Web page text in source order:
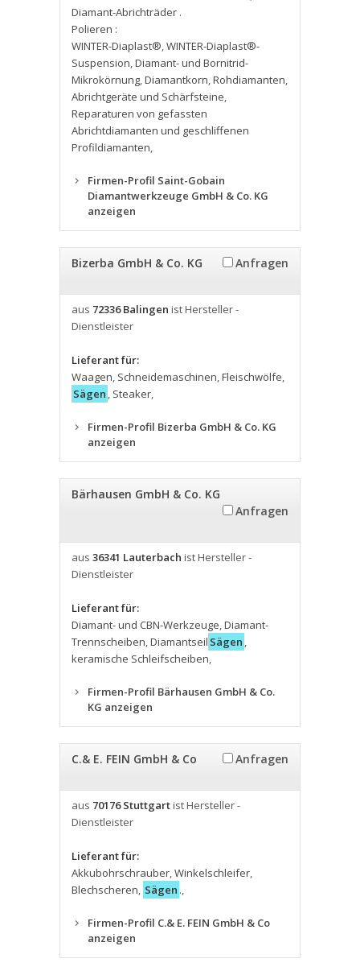
Diamant-Abrichträder .
Polieren :
WINTER-Diaplast®,WINTER-Diaplast®-
Suspension,Diamant- und Bornitrid-
Mikrokörnung,Diamantkorn,Rohdiamanten,
Abrichtgeräte und Schärfsteine,
Reparaturen von gefassten
Abrichtdiamanten und geschliffenen
Profildiamanten,
Firmen-Profil Saint-Gobain
Diamantwerkzeuge GmbH & Co. KG
anzeigen
Bizerba GmbH & Co. KG Anfragen
aus 72336 Balingen ist Hersteller -
Dienstleister
Lieferant für:
Waagen, Schneidemaschinen,Fleischwölfe,
Sägen , Steaker,
Firmen-Profil Bizerba GmbH & Co. KG
anzeigen
Bärhausen GmbH & Co. KG
Anfragen
aus 36341 Lauterbach ist Hersteller -
Dienstleister
Lieferant für:
Diamant- und CBN-Werkzeuge,Diamant-
Trennscheiben,Diamantseil Sägen ,
keramische Schleifscheiben,
Firmen-Profil Bärhausen GmbH & Co.
KG anzeigen
C.& E. FEIN GmbH & Co Anfragen
aus 70176 Stuttgartist Hersteller -
Dienstleister
Lieferant für:
Akkubohrschrauber,Winkelschleifer,
Blechscheren, Sägen .,
Firmen-Profil C.& E. FEIN GmbH & Co
anzeigen